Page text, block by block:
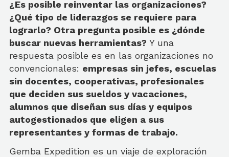
¿Es posible reinventar las organizaciones?
¿Qué tipo de liderazgos se requiere para
lograrlo? Otra pregunta posible es ¿dónde
buscar nuevas herramientas? Y una
respuesta posible es en las organizaciones no
convencionales: empresas sin jefes, escuelas
sin docentes, cooperativas, profesionales
que deciden sus sueldos y vacaciones,
alumnos que diseñan sus días y equipos
autogestionados que eligen a sus
representantes y formas de trabajo.
Gemba Expedition es un viaje de exploración